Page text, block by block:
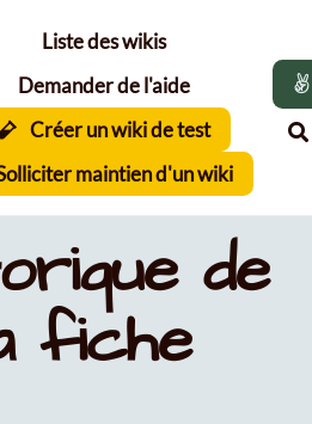
Liste des wikis
Demander de l'aide
Créer un wiki de test
maintien d'un wiki
de
fiche